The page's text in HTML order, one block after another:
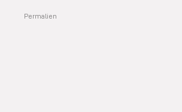
Permalien